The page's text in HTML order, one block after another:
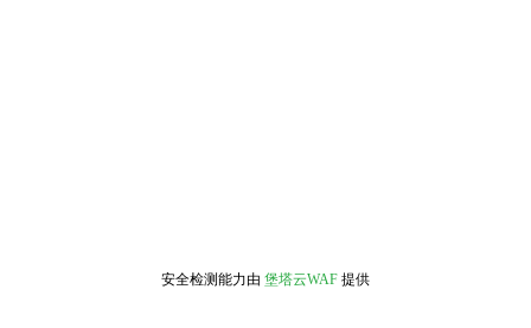
安全检测能力由 堡塔云WAF 提供